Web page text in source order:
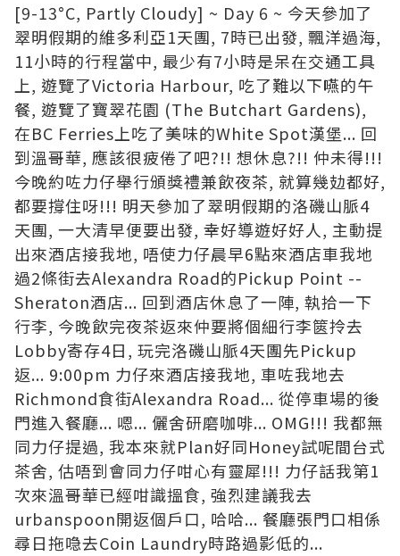
[9-13°C, Partly Cloudy] ~ Day 6 ~ 今天參加了
翠明假期的維多利亞1天團, 7時已出發, 飄洋過海,
11小時的行程當中, 最少有7小時是呆在交通工具
上, 遊覽了Victoria Harbour, 吃了難以下嚥的午
餐, 遊覽了寶翠花園 (The Butchart Gardens),
在BC Ferries上吃了美味的White Spot漢堡... 回
到溫哥華, 應該很疲倦了吧?!! 想休息?!! 仲未得!!!
今晚約咗力仔舉行頒獎禮兼飲夜茶, 就算幾攰都好,
都要撐住呀!!! 明天參加了翠明假期的洛磯山脈4
天團, 一大清早便要出發, 幸好導遊好好人, 主動提
出來酒店接我地, 唔使力仔晨早6點來酒店車我地
過2條街去Alexandra Road的Pickup Point --
Sheraton酒店... 回到酒店休息了一陣, 執拾一下
行李, 今晚飲完夜茶返來仲要將個細行李篋拎去
Lobby寄存4日, 玩完洛磯山脈4天團先Pickup
返... 9:00pm 力仔來酒店接我地, 車咗我地去
Richmond食街Alexandra Road... 從停車場的後
門進入餐廳... 嗯... 儷舍研磨咖啡... OMG!!! 我都無
同力仔提過, 我本來就Plan好同Honey試呢間台式
茶舍, 估唔到會同力仔咁心有靈犀!!! 力仔話我第1
次來溫哥華已經咁識搵食, 強烈建議我去
urbanspoon開返個戶口, 哈哈... 餐廳張門口相係
尋日拖喼去Coin Laundry時路過影低的...